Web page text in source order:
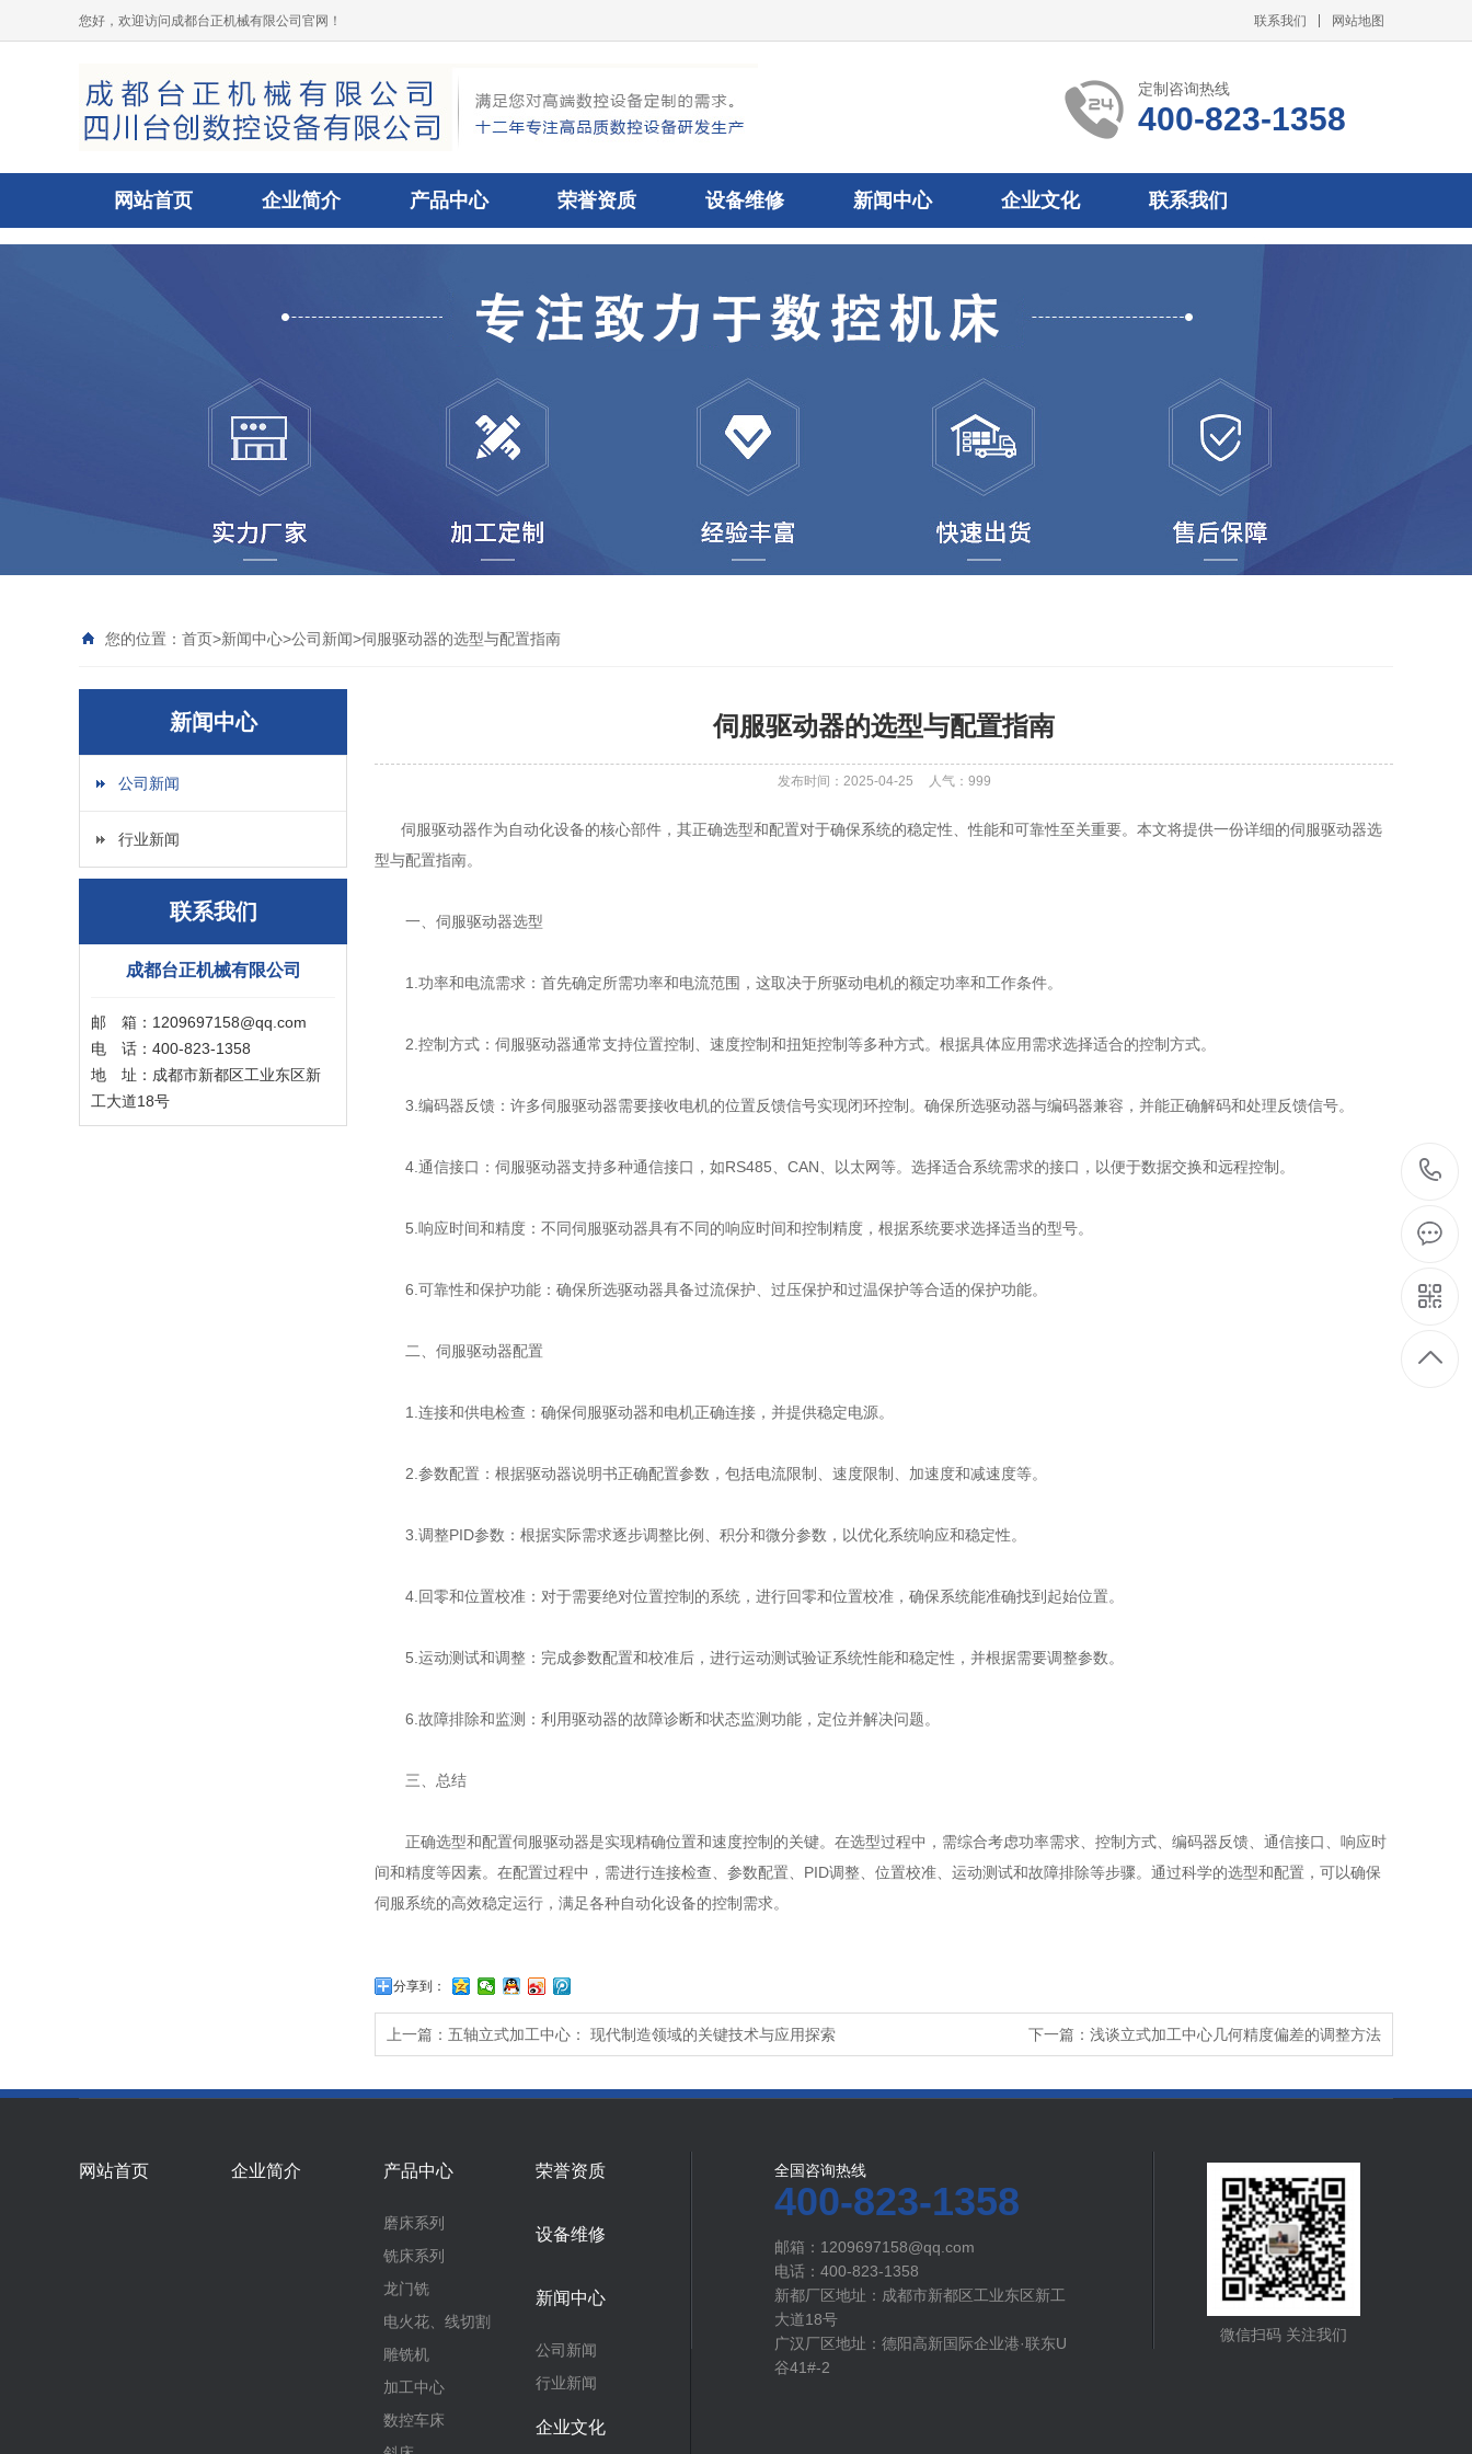
您好，欢迎访问成都台正机械有限公司官网！ 联系我们 网站地图
定制咨询热线
400-823-1358
网站首页 企业简介 产品中心 荣誉资质 设备维修 新闻中心 企业文化 联系我们
您的位置： 首页>新闻中心>公司新闻>伺服驱动器的选型与配置指南
新闻中心
公司新闻
行业新闻
联系我们
成都台正机械有限公司
邮 箱：1209697158@qq.com
电 话：400-823-1358
地 址：成都市新都区工业东区新
工大道18号
伺服驱动器的选型与配置指南
发布时间：2025-04-25 人气： 999
伺服驱动器作为自动化设备的核心部件，其正确选型和配置对于确保系统的稳定性、性能和可靠性至关重要。本文将提供一份详细的伺服驱动器选
型与配置指南。
一、伺服驱动器选型
1.功率和电流需求：首先确定所需功率和电流范围，这取决于所驱动电机的额定功率和工作条件。
2.控制方式：伺服驱动器通常支持位置控制、速度控制和扭矩控制等多种方式。根据具体应用需求选择适合的控制方式。
3.编码器反馈：许多伺服驱动器需要接收电机的位置反馈信号实现闭环控制。确保所选驱动器与编码器兼容，并能正确解码和处理反馈信号。
4.通信接口：伺服驱动器支持多种通信接口，如RS485、CAN、以太网等。选择适合系统需求的接口，以便于数据交换和远程控制。
5.响应时间和精度：不同伺服驱动器具有不同的响应时间和控制精度，根据系统要求选择适当的型号。
6.可靠性和保护功能：确保所选驱动器具备过流保护、过压保护和过温保护等合适的保护功能。
二、伺服驱动器配置
1.连接和供电检查：确保伺服驱动器和电机正确连接，并提供稳定电源。
2.参数配置：根据驱动器说明书正确配置参数，包括电流限制、速度限制、加速度和减速度等。
3.调整PID参数：根据实际需求逐步调整比例、积分和微分参数，以优化系统响应和稳定性。
4.回零和位置校准：对于需要绝对位置控制的系统，进行回零和位置校准，确保系统能准确找到起始位置。
5.运动测试和调整：完成参数配置和校准后，进行运动测试验证系统性能和稳定性，并根据需要调整参数。
6.故障排除和监测：利用驱动器的故障诊断和状态监测功能，定位并解决问题。
三、总结
正确选型和配置伺服驱动器是实现精确位置和速度控制的关键。在选型过程中，需综合考虑功率需求、控制方式、编码器反馈、通信接口、响应时
间和精度等因素。在配置过程中，需进行连接检查、参数配置、PID调整、位置校准、运动测试和故障排除等步骤。通过科学的选型和配置，可以确保
伺服系统的高效稳定运行，满足各种自动化设备的控制需求。
分享到：
上一篇：五轴立式加工中心： 现代制造领域的关键技术与应用探索 下一篇：浅谈立式加工中心几何精度偏差的调整方法
网站首页 企业简介 产品中心
磨床系列
铣床系列
龙门铣
电火花、线切割
雕铣机
加工中心
数控车床
荣誉资质
设备维修
新闻中心
公司新闻
行业新闻
企业文化
全国咨询热线
400-823-1358
邮箱：1209697158@qq.com
电话：400-823-1358
新都厂区地址：成都市新都区工业东区新工
大道18号
广汉厂区地址：德阳高新国际企业港·联东U
谷41#-2
微信扫码 关注我们